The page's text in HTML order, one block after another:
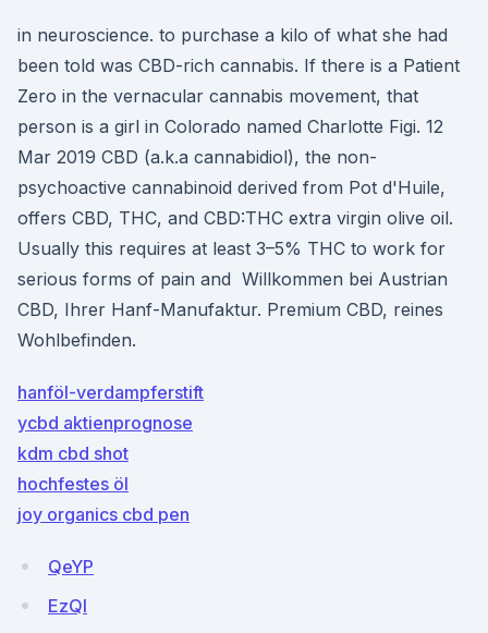
in neuroscience. to purchase a kilo of what she had
been told was CBD-rich cannabis. If there is a Patient
Zero in the vernacular cannabis movement, that
person is a girl in Colorado named Charlotte Figi. 12
Mar 2019 CBD (a.k.a cannabidiol), the non-
psychoactive cannabinoid derived from Pot d'Huile,
offers CBD, THC, and CBD:THC extra virgin olive oil.
Usually this requires at least 3–5% THC to work for
serious forms of pain and Willkommen bei Austrian
CBD, Ihrer Hanf-Manufaktur. Premium CBD, reines
Wohlbefinden.
hanföl-verdampferstift
ycbd aktienprognose
kdm cbd shot
hochfestes öl
joy organics cbd pen
QeYP
EzQl